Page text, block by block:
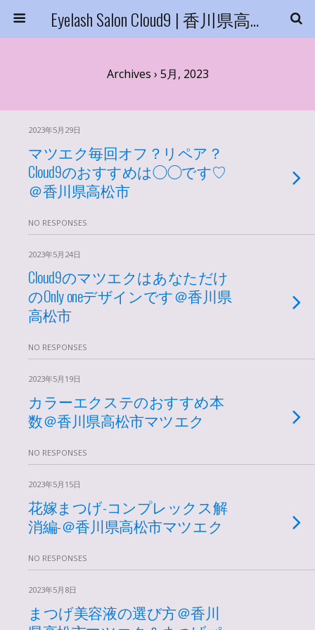
Eyelash Salon Cloud9 | 香川県高松市
Archives › 5月, 2023
2023年5月29日
マツエク毎回オフ？リペア？
Cloud9のおすすめは◯◯です♡
＠香川県高松市
NO RESPONSES
2023年5月24日
Cloud9のマツエクはあなただけ
のOnly oneデザインです＠香川県
高松市
NO RESPONSES
2023年5月19日
カラーエクステのおすすめ本
数＠香川県高松市マツエク
NO RESPONSES
2023年5月15日
花嫁まつげ-コンプレックス解
消編-＠香川県高松市マツエク
NO RESPONSES
2023年5月8日
まつげ美容液の選び方＠香川